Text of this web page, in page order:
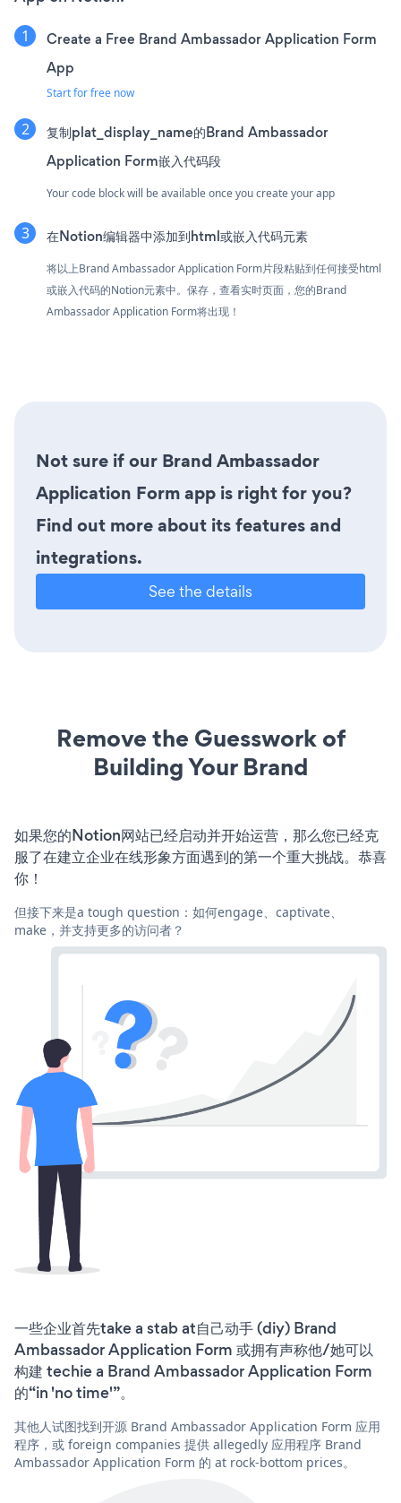
Create a Free Brand Ambassador Application Form
App
Start for free now
复制plat_display_name的Brand Ambassador
Application Form嵌入代码段
Your code block will be available once you create your app
在Notion编辑器中添加到html或嵌入代码元素
将以上Brand Ambassador Application Form片段粘贴到任何接受html
或嵌入代码的Notion元素中。保存，查看实时页面，您的Brand
Ambassador Application Form将出现！
Not sure if our Brand Ambassador
Application Form app is right for you?
Find out more about its features and
integrations.
See the details
Remove the Guesswork of
Building Your Brand
如果您的Notion网站已经启动并开始运营，那么您已经克
服了在建立企业在线形象方面遇到的第一个重大挑战。恭喜
你！
但接下来是a tough question：如何engage、captivate、
make，并支持更多的访问者？
一些企业首先take a stab at自己动手 (diy) Brand
Ambassador Application Form 或拥有声称他/她可以
构建 techie a Brand Ambassador Application Form
的“in 'no time'”。
其他人试图找到开源 Brand Ambassador Application Form 应用
程序，或 foreign companies 提供 allegedly 应用程序 Brand
Ambassador Application Form 的 at rock-bottom prices。